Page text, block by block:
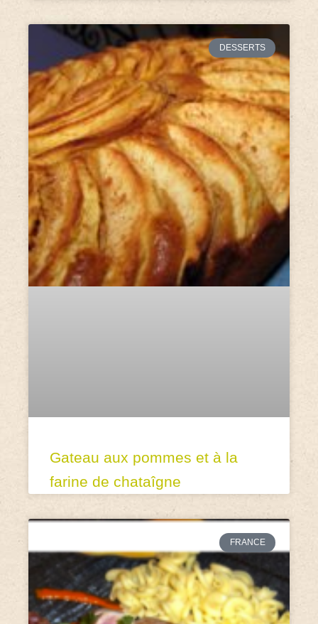
DESSERTS
Gateau aux pommes et à la
farine de chataîgne
FRANCE